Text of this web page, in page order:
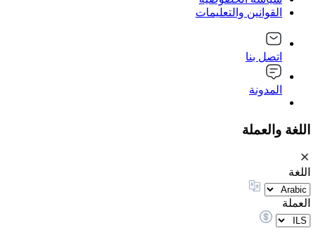
القوانين والتعليمات
اتصل بنا
المدونة
اللغة والعملة
اللغة
العملة